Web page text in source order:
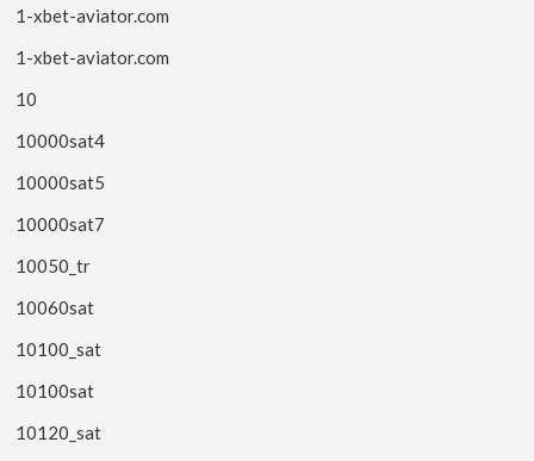
1-xbet-aviator.com
1-xbet-aviator.com
10
10000sat4
10000sat5
10000sat7
10050_tr
10060sat
10100_sat
10100sat
10120_sat